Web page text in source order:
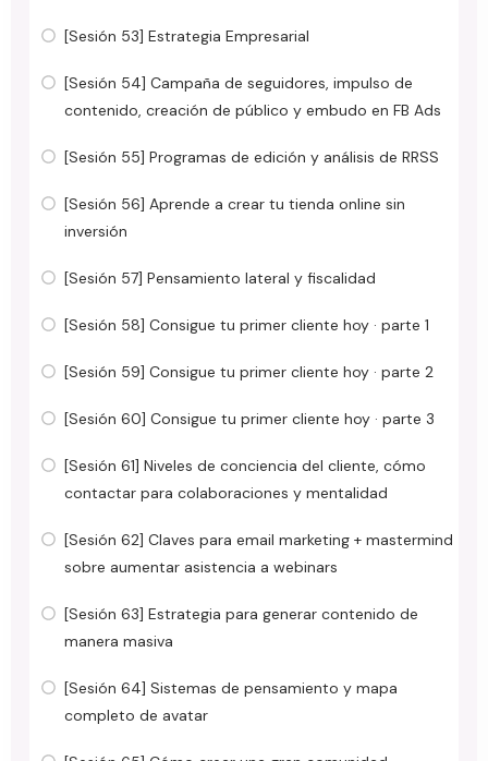
[Sesión 53] Estrategia Empresarial
[Sesión 54] Campaña de seguidores, impulso de
contenido, creación de público y embudo en FB Ads
[Sesión 55] Programas de edición y análisis de RRSS
[Sesión 56] Aprende a crear tu tienda online sin
inversión
[Sesión 57] Pensamiento lateral y fiscalidad
[Sesión 58] Consigue tu primer cliente hoy · parte 1
[Sesión 59] Consigue tu primer cliente hoy · parte 2
[Sesión 60] Consigue tu primer cliente hoy · parte 3
[Sesión 61] Niveles de conciencia del cliente, cómo
contactar para colaboraciones y mentalidad
[Sesión 62] Claves para email marketing + mastermind
sobre aumentar asistencia a webinars
[Sesión 63] Estrategia para generar contenido de
manera masiva
[Sesión 64] Sistemas de pensamiento y mapa
completo de avatar